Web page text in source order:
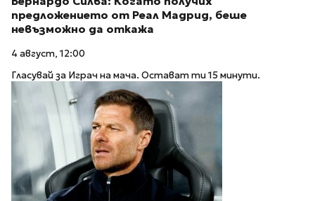
предложението от Реал Мадрид, беше
невъзможно да откажа
4 август, 12:00
Гласувай за Играч на мача. Остават ти 15 минути.